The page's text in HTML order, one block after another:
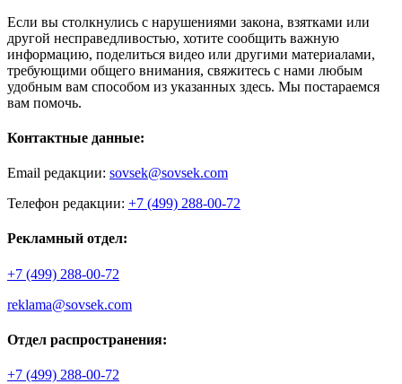
Если вы столкнулись с нарушениями закона, взятками или
другой несправедливостью, хотите сообщить важную
информацию, поделиться видео или другими материалами,
требующими общего внимания, свяжитесь с нами любым
удобным вам способом из указанных здесь. Мы постараемся
вам помочь.
Контактные данные:
Email редакции: sovsek@sovsek.com
Телефон редакции: +7 (499) 288-00-72
Рекламный отдел:
+7 (499) 288-00-72
reklama@sovsek.com
Отдел распространения:
+7 (499) 288-00-72